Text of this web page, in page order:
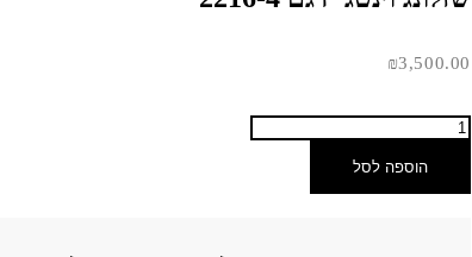
₪3,500.00
הוספה לסל